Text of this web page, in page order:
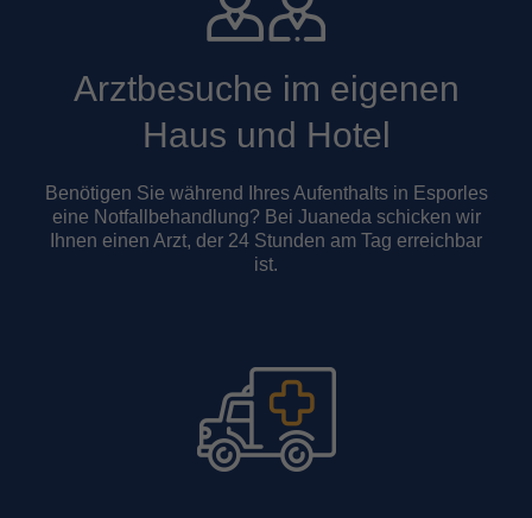
Arztbesuche im eigenen
Haus und Hotel
Benötigen Sie während Ihres Aufenthalts in Esporles
eine Notfallbehandlung? Bei Juaneda schicken wir
Ihnen einen Arzt, der 24 Stunden am Tag erreichbar
ist.